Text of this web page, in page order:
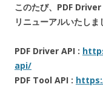
このたび、PDF
リニューアルいたしま
PDF Driver API :
api/
PDF Tool API :